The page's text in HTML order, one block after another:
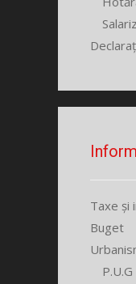
Taxe și
Buget
P.U.G